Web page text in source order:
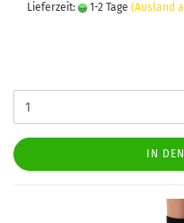
Lieferzeit: 1-2 Tage (Ausland
IN